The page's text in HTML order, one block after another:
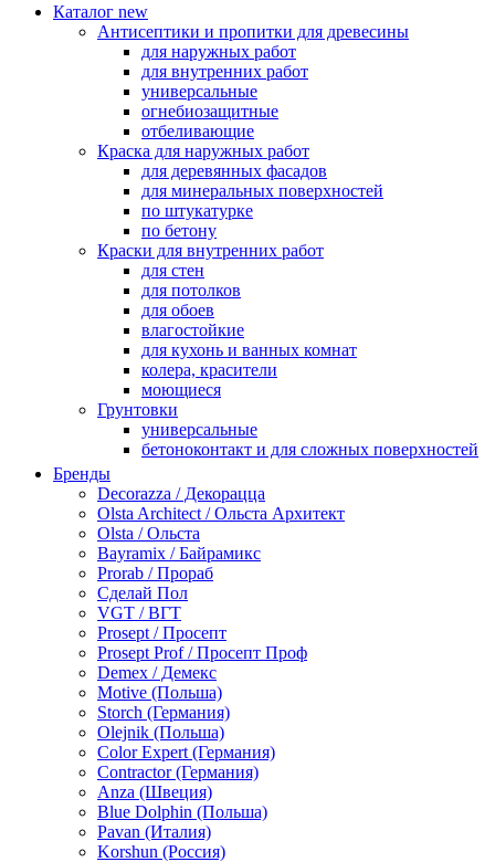
Каталог new
Антисептики и пропитки для древесины
для наружных работ
для внутренних работ
универсальные
огнебиозащитные
отбеливающие
Краска для наружных работ
для деревянных фасадов
для минеральных поверхностей
по штукатурке
по бетону
Краски для внутренних работ
для стен
для потолков
для обоев
влагостойкие
для кухонь и ванных комнат
колера, красители
моющиеся
Грунтовки
универсальные
бетоноконтакт и для сложных поверхностей
по металлу
антикорозийные
под декоративные штукатурки
для гипсокартона
под штукатурку
Герметик
акриловые
силиконовые универсальные, нейтральные
силиконовые санитарные (антигрибковые)
шовные для срубов
для кровли
для каминов
полиуретановые
Декоративные штукатурки и краски
краски для декора, патина
мокрый шелк
венецианские (эффект мрамора)
песок (эффект песчаных вихрей)
декоративная шпаклевка
Бренды
Decorazza / Декорацца
Olsta Architect / Ольста Архитект
Olsta / Ольста
Bayramix / Байрамикс
Prorab / Прораб
Сделай Пол
VGT / ВГТ
Prosept / Просепт
Prosept Prof / Просепт Проф
Demex / Демекс
Motive (Польша)
Storch (Германия)
Olejnik (Польша)
Color Expert (Германия)
Contractor (Германия)
Anza (Швеция)
Blue Dolphin (Польша)
Pavan (Италия)
Korshun (Россия)